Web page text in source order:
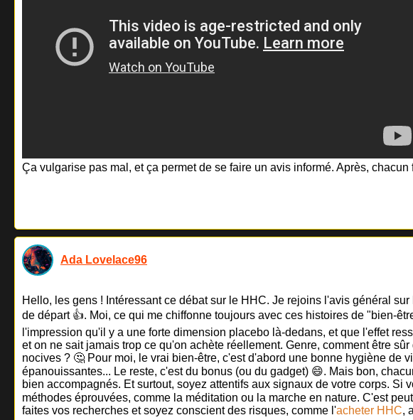
Ça vulgarise pas mal, et ça permet de se faire un avis informé. Après, chacun
Ada Lovelace96
Hello, les gens ! Intéressant ce débat sur le HHC. Je rejoins l'avis général
de départ 👍. Moi, ce qui me chiffonne toujours avec ces histoires de "bien-
l'impression qu'il y a une forte dimension placebo là-dedans, et que l'effet
et on ne sait jamais trop ce qu'on achète réellement. Genre, comment être
nocives ? 🤔 Pour moi, le vrai bien-être, c'est d'abord une bonne hygiène
épanouissantes... Le reste, c'est du bonus (ou du gadget) 😄. Mais bon,
bien accompagnés. Et surtout, soyez attentifs aux signaux de votre corps.
méthodes éprouvées, comme la méditation ou la marche en nature. C'est
faites vos recherches et soyez conscient des risques, comme l'acheter HHC,